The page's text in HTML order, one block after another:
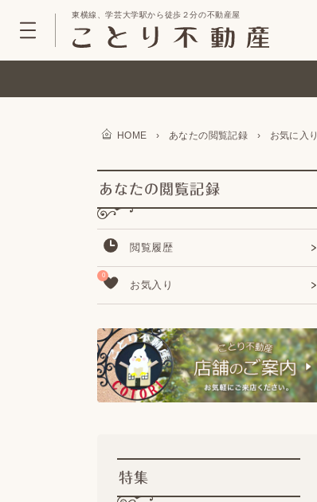
東横線、学芸大学駅から徒歩２分の不動産屋
HOME › あなたの閲覧記録 › お気に入り
あなたの閲覧記録
閲覧履歴
0
お気入り
特集